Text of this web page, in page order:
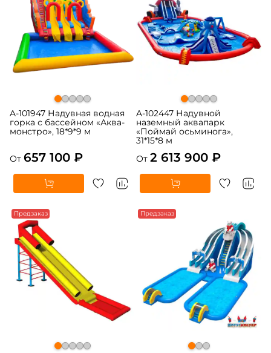
A-101947 Надувная водная
горка с бассейном «Аква-
монстро», 18*9*9 м
От 657 100 ₽
A-102447 Надувной
наземный аквапарк
«Поймай осьминога»,
31*15*8 м
От 2 613 900 ₽
Предзаказ Предзаказ